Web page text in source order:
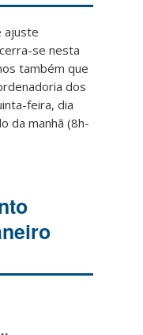
ajuste
se nesta
também que
dos
feira, dia
da manhã (8h-